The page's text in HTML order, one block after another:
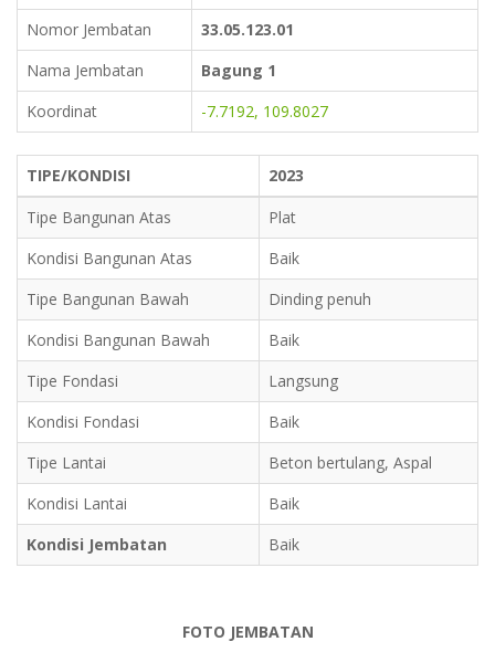
Nomor Jembatan
33.05.123.01
Nama Jembatan
Bagung 1
Koordinat
-7.7192, 109.8027
TIPE/KONDISI
2023
Tipe Bangunan Atas
Plat
Kondisi Bangunan Atas
Baik
Tipe Bangunan Bawah
Dinding penuh
Kondisi Bangunan Bawah
Baik
Tipe Fondasi
Langsung
Kondisi Fondasi
Baik
Tipe Lantai
Beton bertulang, Aspal
Kondisi Lantai
Baik
Kondisi Jembatan
Baik
FOTO JEMBATAN